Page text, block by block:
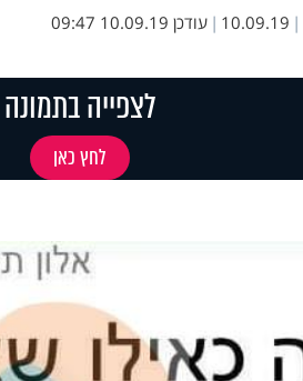
|
10.09.19
| עודכן 10.09.19 09:47
לצפייה בתמונה
לחץ כאן